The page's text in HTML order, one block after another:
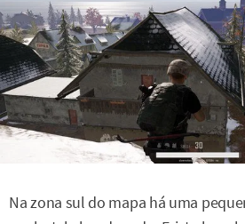
Na zona sul do mapa há uma